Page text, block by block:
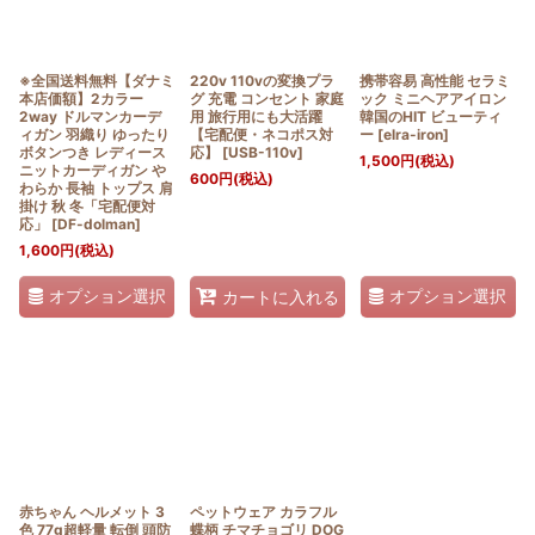
※全国送料無料【ダナミ
本店価額】2カラー
2way ドルマンカーデ
ィガン 羽織り ゆったり
ボタンつき レディース
ニットカーディガン や
わらか 長袖 トップス 肩
掛け 秋 冬「宅配便対
応」
[DF-dolman]
1,600円(税込)
オプション選択
220v 110vの変換プラ
グ 充電 コンセント 家庭
用 旅行用にも大活躍
【宅配便・ネコポス対
応】
[USB-110v]
600円(税込)
カートに入れる
携帯容易 高性能 セラミ
ック ミニヘアアイロン
韓国のHIT ビューティ
ー [elra-iron]
1,500円(税込)
オプション選択
赤ちゃん ヘルメット 3
色 77g超軽量 転倒 頭防
ペットウェア カラフル
蝶柄 チマチョゴリ DOG